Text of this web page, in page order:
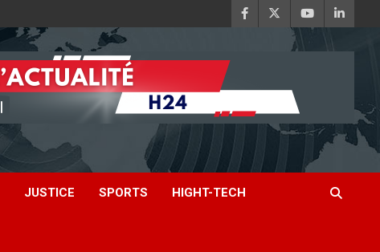
JUSTICE SPORTS HIGHT-TECH